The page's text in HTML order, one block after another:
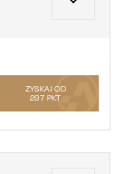
ZYSKAJ OD
297 PKT